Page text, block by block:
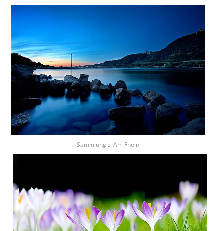
Sammlung .:. Am Rhein